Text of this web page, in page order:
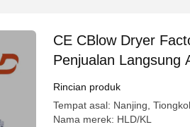
CE CBlow Dryer
Penjualan Langsung
Spesifikasi Khusus
Rincian produk
Tempat asal: Nanjing,
Nama merek: HLD/KL